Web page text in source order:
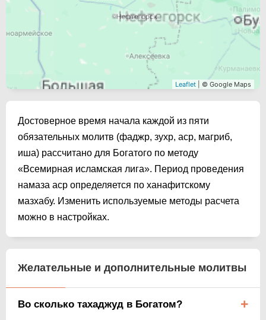
Leaflet | © Google Maps
Достоверное время начала каждой из пяти
обязательных молитв (фаджр, зухр, аср, магриб,
иша) рассчитано для Богатого по методу
«Всемирная исламская лига». Период проведения
намаза аср определяется по ханафитскому
мазхабу. Изменить используемые методы расчета
можно в настройках.
Желательные и дополнительные молитвы
Во сколько тахаджуд в Богатом?